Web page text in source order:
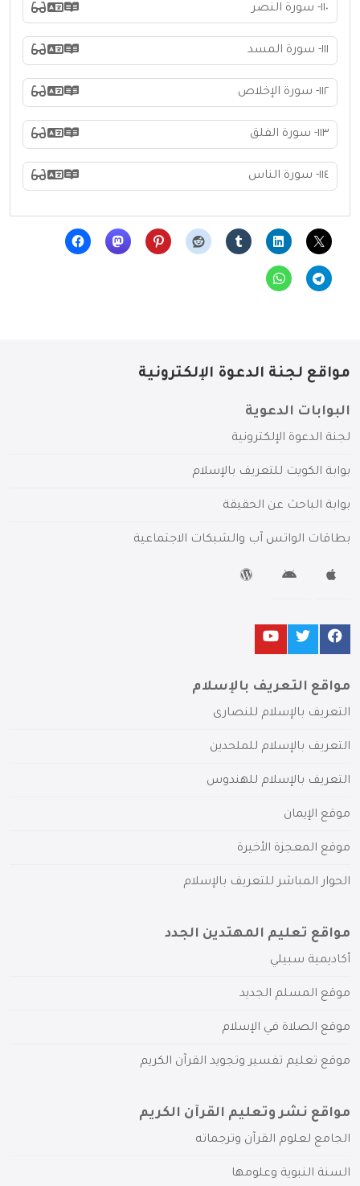
١١٠- سورة النصر
١١١- سورة المسد
١١٢- سورة الإخلاص
١١٣- سورة الفلق
١١٤- سورة الناس
مواقع لجنة الدعوة الإلكترونية
البوابات الدعوية
لجنة الدعوة الإلكترونية
بوابة الكويت للتعريف بالإسلام
بوابة الباحث عن الحقيقة
بطاقات الواتس آب والشبكات الاجتماعية
مواقع التعريف بالإسلام
التعريف بالإسلام للنصارى
التعريف بالإسلام للملحدين
التعريف بالإسلام للهندوس
موقع الإيمان
موقع المعجزة الأخيرة
الحوار المباشر للتعريف بالإسلام
مواقع تعليم المهتدين الجدد
أكاديمية سبيلي
موقع المسلم الجديد
موقع الصلاة في الإسلام
موقع تعليم تفسير وتجويد القرآن الكريم
مواقع نشر وتعليم القرآن الكريم
الجامع لعلوم القرآن وترجماته
السنة النبوية وعلومها